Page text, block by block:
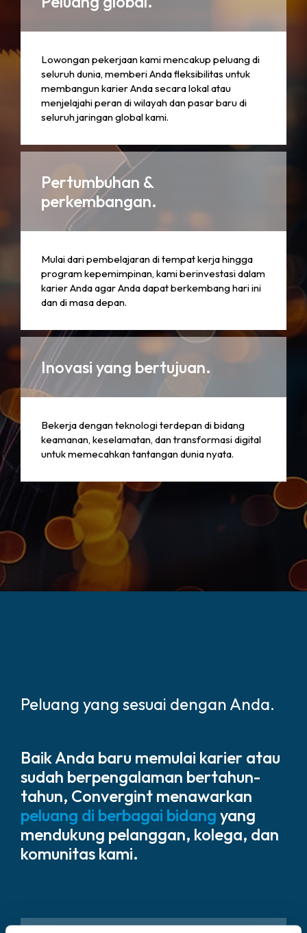
Lowongan pekerjaan kami mencakup peluang di
seluruh dunia, memberi Anda fleksibilitas untuk
membangun karier Anda secara lokal atau
menjelajahi peran di wilayah dan pasar baru di
seluruh jaringan global kami.
Pertumbuhan &
perkembangan.
Mulai dari pembelajaran di tempat kerja hingga
program kepemimpinan, kami berinvestasi dalam
karier Anda agar Anda dapat berkembang hari ini
dan di masa depan.
Inovasi yang bertujuan.
Bekerja dengan teknologi terdepan di bidang
keamanan, keselamatan, dan transformasi digital
untuk memecahkan tantangan dunia nyata.
Peluang yang sesuai dengan Anda.
Baik Anda baru memulai karier atau
sudah berpengalaman bertahun-
tahun, Convergint menawarkan
peluang di berbagai bidang yang
mendukung pelanggan, kolega, dan
komunitas kami.